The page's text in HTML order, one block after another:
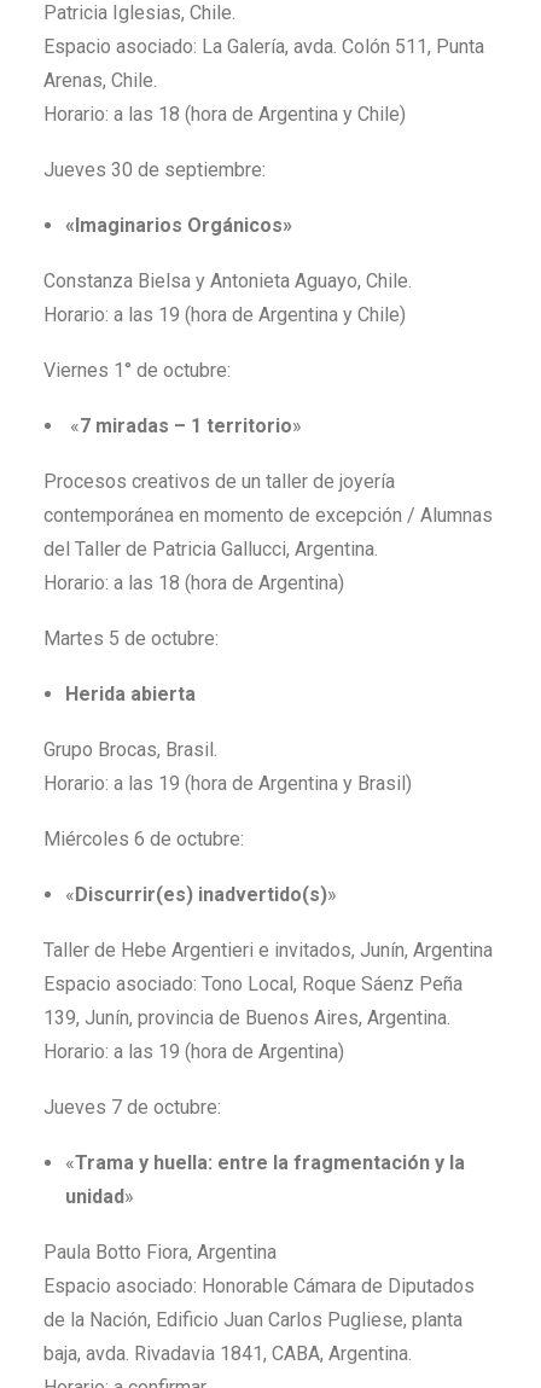
Patricia Iglesias, Chile.
Espacio asociado: La Galería, avda. Colón 511, Punta
Arenas, Chile.
Horario: a las 18 (hora de Argentina y Chile)
Jueves 30 de septiembre:
«Imaginarios Orgánicos»
Constanza Bielsa y Antonieta Aguayo, Chile.
Horario: a las 19 (hora de Argentina y Chile)
Viernes 1° de octubre:
«7 miradas – 1 territorio»
Procesos creativos de un taller de joyería
contemporánea en momento de excepción / Alumnas
del Taller de Patricia Gallucci, Argentina.
Horario: a las 18 (hora de Argentina)
Martes 5 de octubre:
Herida abierta
Grupo Brocas, Brasil.
Horario: a las 19 (hora de Argentina y Brasil)
Miércoles 6 de octubre:
«Discurrir(es) inadvertido(s)»
Taller de Hebe Argentieri e invitados, Junín, Argentina
Espacio asociado: Tono Local, Roque Sáenz Peña
139, Junín, provincia de Buenos Aires, Argentina.
Horario: a las 19 (hora de Argentina)
Jueves 7 de octubre:
«Trama y huella: entre la fragmentación y la
unidad»
Paula Botto Fiora, Argentina
Espacio asociado: Honorable Cámara de Diputados
de la Nación, Edificio Juan Carlos Pugliese, planta
baja, avda. Rivadavia 1841, CABA, Argentina.